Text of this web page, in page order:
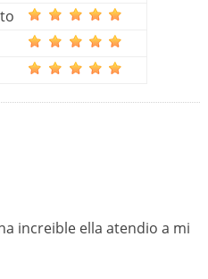
increible ella atendio a mi